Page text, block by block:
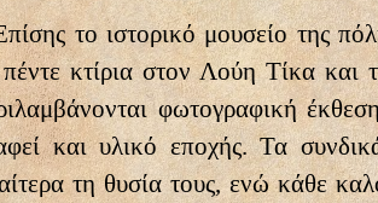
το ιστορικό μουσείο της
κτίρια στον Λούη Τίκα και
φωτογραφική
και υλικό εποχής. Τα
τη θυσία τους, ενώ κάθε